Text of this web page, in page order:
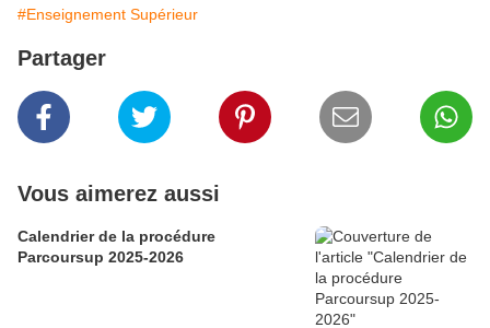
#Enseignement Supérieur
Partager
Vous aimerez aussi
Calendrier de la procédure
Parcoursup 2025-2026